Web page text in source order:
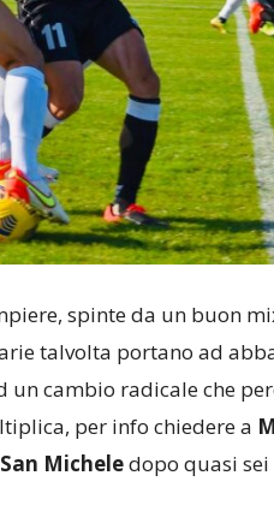
spinte da un buon
talvolta portano ad
cambio radicale che
per info chiedere a
San Micheledopo quasi sei